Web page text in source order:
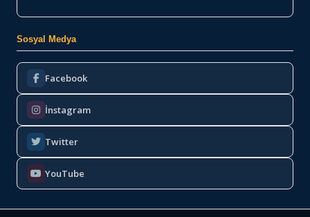
Sosyal Medya
Facebook
İnstagram
Twitter
YouTube